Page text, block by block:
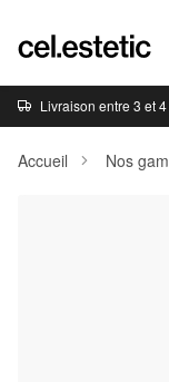
Livraison entre 3 et
Accueil Nos